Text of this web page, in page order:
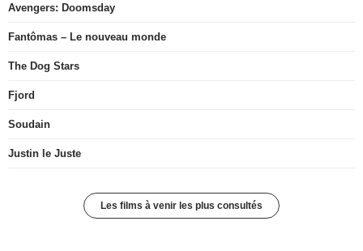
Avengers: Doomsday
Fantômas – Le nouveau monde
The Dog Stars
Fjord
Soudain
Justin le Juste
Les films à venir les plus consultés